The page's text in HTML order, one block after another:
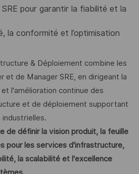
SRE pour garantir la fiabilité et la
la conformité et l’optimisation
& Déploiement combine les
et de Manager SRE, en dirigeant la
l'amélioration continue des
et de déploiement supportant
industrielles.
de définir la vision produit, la feuille
pour les services d'infrastructure,
la scalabilité et l'excellence